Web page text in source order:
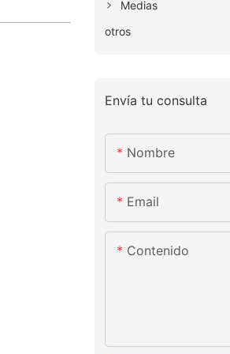
Medias
otros
Envía tu consulta
Nombre
Email
Contenido